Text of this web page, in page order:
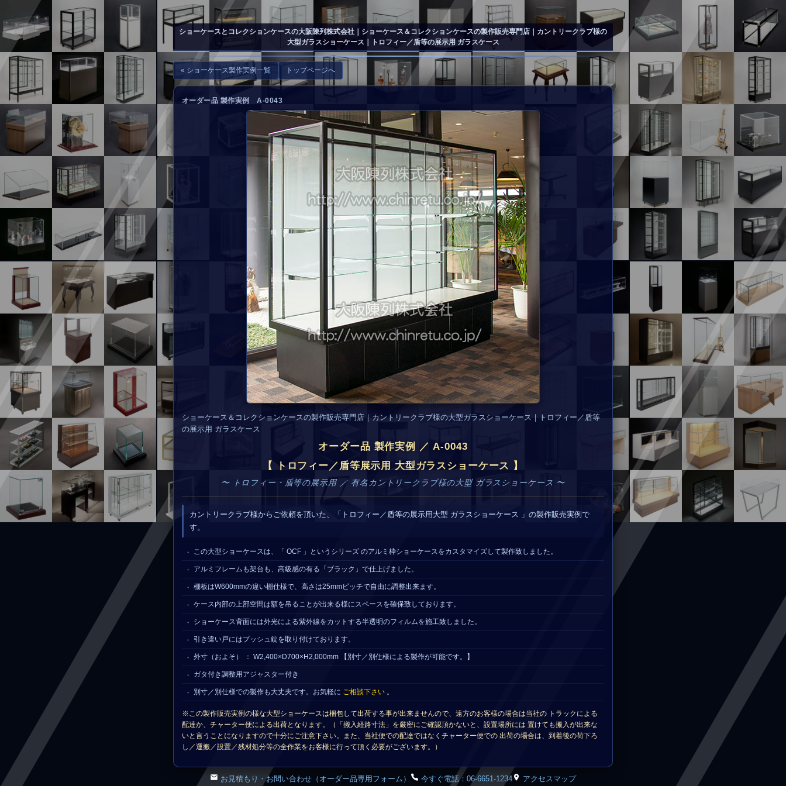
お問い合わせ
ショーケースとコレクションケースの大阪陳列株式会社 ｜ショーケース＆コレクションケースの製作販売専門店｜カントリークラブ様の
大型ガラスショーケース｜トロフィー／盾等の展示用 ガラスケース
« ショーケース製作実例一覧 トップページへ
オーダー品 製作実例 A-0043
ショーケース＆コレクションケースの製作販売専門店｜カントリークラブ様の大型ガラスショーケース｜トロフィー／盾等
の展示用 ガラスケース
オーダー品 製作実例 ／ A-0043
【 トロフィー／盾等展示用 大型ガラスショーケース 】
〜 トロフィー・盾等の展示用 ／ 有名カントリークラブ様の大型 ガラスショーケース 〜
カントリークラブ様からご依頼を頂いた、「トロフィー／盾等の展示用大型 ガラスショーケース 」の製作販売実例で
す。
この大型ショーケースは、「 OCF 」というシリーズ のアルミ枠ショーケースをカスタマイズして製作致しました。
アルミフレームも架台も、高級感の有る「ブラック」で仕上げました。
棚板はW600mmの違い棚仕様で、高さは25mmピッチで自由に調整出来ます。
ケース内部の上部空間は額を吊ることが出来る様にスペースを確保致しております。
ショーケース背面には外光による紫外線をカットする半透明のフィルムを施工致しました。
引き違い戸にはプッシュ錠を取り付けております。
外寸（およそ） ： W2,400×D700×H2,000mm 【別寸／別仕様による製作が可能です。】
ガタ付き調整用アジャスター付き
別寸／別仕様での製作も大丈夫です。お気軽に ご相談下さい 。
※この製作販売実例の様な大型ショーケースは梱包して出荷する事が出来ませんので、遠方のお客様の場合は当社の トラックによる
配達か、チャーター便による出荷となります。（「搬入経路寸法」を厳密にご確認頂かないと、設置場所には 置けても搬入が出来な
いと言うことになりますので十分にご注意下さい。また、当社便での配達ではなくチャーター便での 出荷の場合は、到着後の荷下ろ
し／運搬／設置／残材処分等の全作業をお客様に行って頂く必要がございます。）
お見積もり・お問い合わせ（オーダー品専用フォーム） 今すぐ電話：06-6651-1234 アクセスマップ